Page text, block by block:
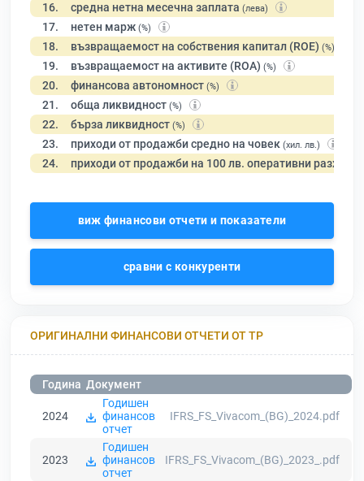
16. средна нетна месечна заплата (лева)
17. нетен марж (%)
18. възвращаемост на собствения капитал (ROE) (%)
19. възвращаемост на активите (ROA) (%)
20. финансова автономност (%)
21. обща ликвидност (%)
22. бърза ликвидност (%)
23. приходи от продажби средно на човек (хил. лв.)
24. приходи от продажби на 100 лв. оперативни разходи
виж финансови отчети и показатели
сравни с конкуренти
ОРИГИНАЛНИ ФИНАНСОВИ ОТЧЕТИ ОТ ТР
Година Документ
2024
Годишен
финансов
отчет
IFRS_FS_Vivacom_(BG)_2024.pdf
2023
Годишен
финансов
отчет
IFRS_FS_Vivacom_(BG)_2023_.pdf